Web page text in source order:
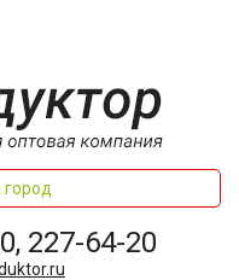
227-64-20